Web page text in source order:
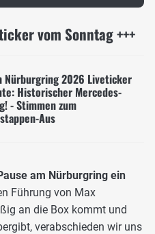
vom Sonntag +++
Nürburgring 2026 Liveticker
Historischer Mercedes-
- Stimmen zum
Aus
am Nürburgring ein
Führung von Max
an die Box kommt und
verabschieden wir uns